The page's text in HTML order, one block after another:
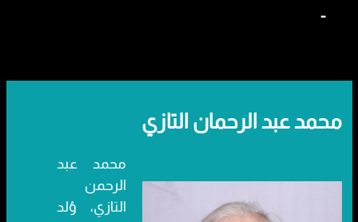
-
محمد عبد الرحمان التازي
محمد عبد
الرحمن
التازي، وُلد